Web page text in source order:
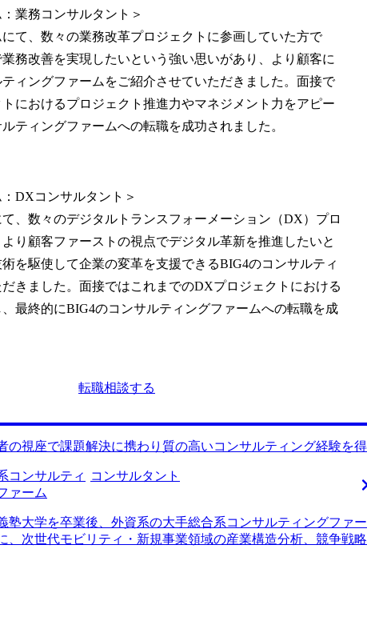
業務コンサルタント＞
て、数々の業務改革プロジェクトに参画していた方で
務改善を実現したいという強い思いがあり、より顧客に
ィングファームをご紹介させていただきました。面接で
におけるプロジェクト推進力やマネジメント力をアピー
ティングファームへの転職を成功されました。
DXコンサルタント＞
、数々のデジタルトランスフォーメーション（DX）プロ
り顧客ファーストの視点でデジタル革新を推進したいと
を駆使して企業の変革を支援できるBIG4のコンサルティ
きました。面接ではこれまでのDXプロジェクトにおける
最終的にBIG4のコンサルティングファームへの転職を成
転職相談する
の視座で課題解決に携わり質の高いコンサルティング経験を
コンサルティ
ァーム
コンサルタント
塾大学を卒業後、外資系の大手総合系コンサルティングファ
、次世代モビリティ・新規事業領域の産業構造分析、競争戦